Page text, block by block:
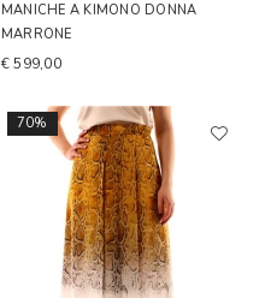
MANICHE A KIMONO DONNA
MARRONE
€ 599,00
70%